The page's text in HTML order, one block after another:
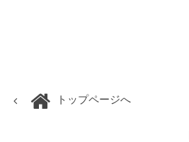
トップページへ